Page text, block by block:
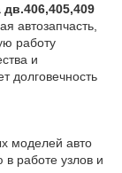
автозапчасть,
работу
и
долговечность
моделей авто
работе узлов и